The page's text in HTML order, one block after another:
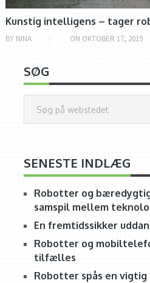
Kunstig intelligens – tager
BY NINA ON OKTOBER 17, 2019
SØG
SENESTE INDLÆG
Robotter og
samspil mellem
En fremtidssikker
Robotter og
tilfælles
Robotter spås en